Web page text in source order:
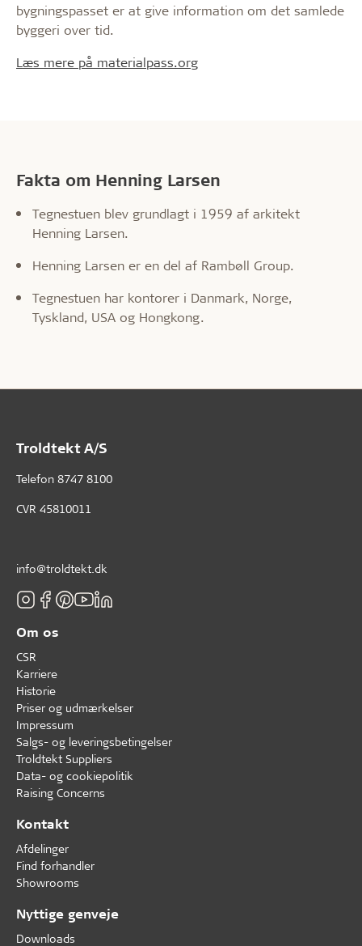
bygningspasset er at give information om det samlede
byggeri over tid.
Læs mere på materialpass.org
Fakta om Henning Larsen
Tegnestuen blev grundlagt i 1959 af arkitekt
Henning Larsen.
Henning Larsen er en del af Rambøll Group.
Tegnestuen har kontorer i Danmark, Norge,
Tyskland, USA og Hongkong.
Troldtekt A/S
Telefon 8747 8100
CVR 45810011
info@troldtekt.dk
Om os
CSR
Karriere
Historie
Priser og udmærkelser
Impressum
Salgs- og leveringsbetingelser
Troldtekt Suppliers
Data- og cookiepolitik
Raising Concerns
Kontakt
Afdelinger
Find forhandler
Showrooms
Nyttige genveje
Downloads